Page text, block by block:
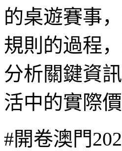
的桌遊賽事
規則的過程
分析關鍵資
活中的實際價
#開卷澳門